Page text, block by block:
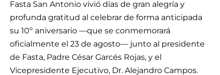
Fasta San Antonio vivió días de gran alegría y
profunda gratitud al celebrar de forma anticipada
su 10º aniversario —que se conmemorará
oficialmente el 23 de agosto— junto al presidente
de Fasta, Padre César Garcés Rojas, y el
Vicepresidente Ejecutivo, Dr. Alejandro Campos.